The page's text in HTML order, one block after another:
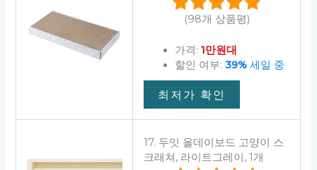
(98개 상품평)
가격: 1만원대
할인 여부: 39%세일 중
최저가 확인
17. 두잇 올데이보드 고양이 스
크래쳐, 라이트그레이, 1개